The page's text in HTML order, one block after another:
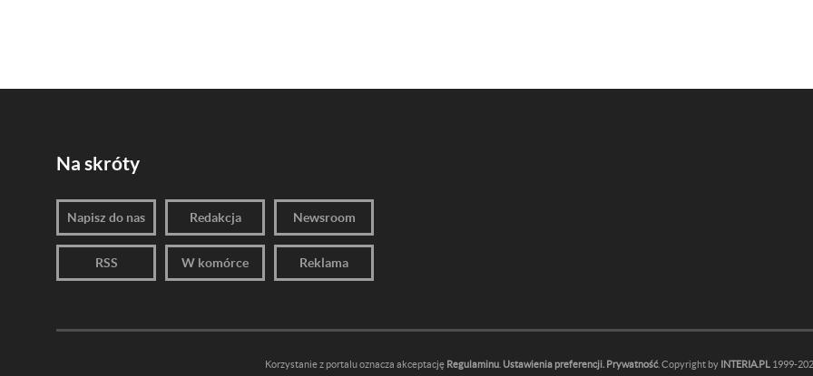
Na skróty
Napisz do nas Redakcja Newsroom
RSS W komórce Reklama
Korzystanie z portalu oznacza akceptację Regulaminu Ustawienia preferencji. Prywatność. Copyright by INTERIA.PL 1999-